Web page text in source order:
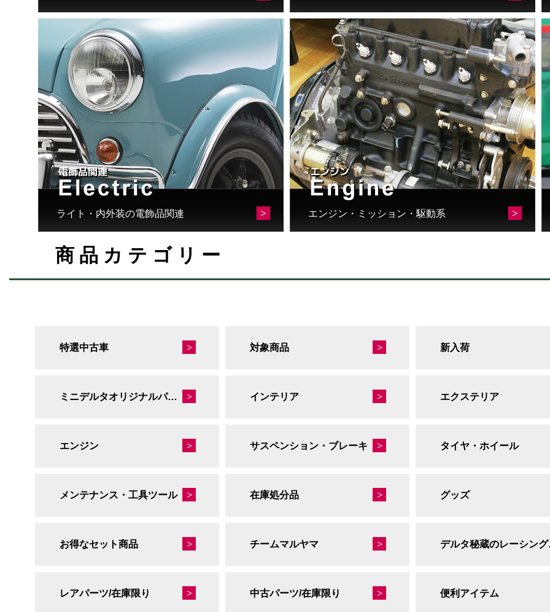
ライト・内外装の電飾品関連 エンジン・ミッション・駆動系
商品カテゴリー
特選中古車 対象商品 新入荷
ミニデルタオリジナルパーツ インテリア エクステリア
エンジン サスペンション・ブレーキ タイヤ・ホイール
メンテナンス・工具ツール 在庫処分品 グッズ
お得なセット商品 チームマルヤマ デル
レアパーツ/在庫限り 中古パーツ/在庫限り 便利アイテム